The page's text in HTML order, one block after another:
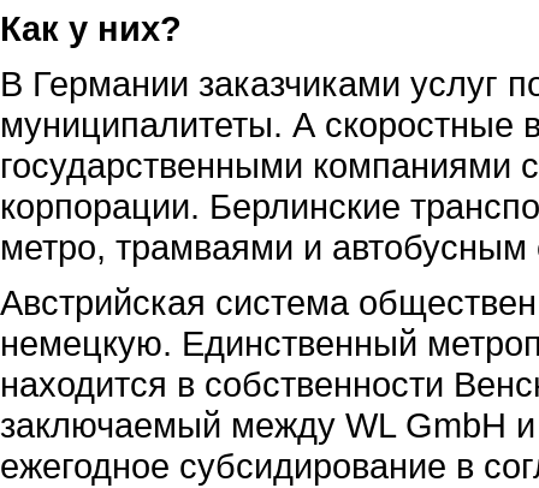
Как у них?
В Германии заказчиками услуг
муниципалитеты. А скоростные
государственными компаниями
корпорации. Берлинские
метро, трамваями и
Австрийская система
немецкую. Единственный
находится в собственности
заключаемый между WL GmbH
ежегодное субсидирование в